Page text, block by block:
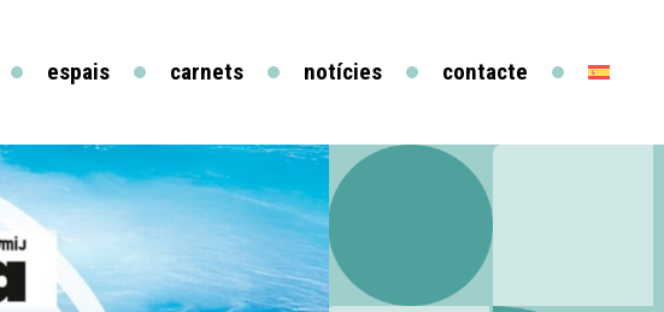
espais carnets notícies contacte